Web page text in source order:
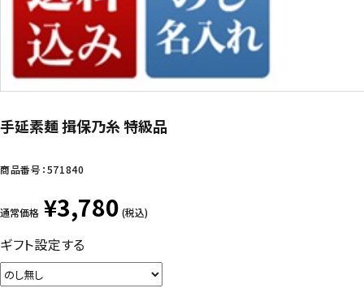
手延素麺 揖保乃糸 特級品
商品番号：571840
通常価格 ¥3,780 (税込)
ギフト設定する